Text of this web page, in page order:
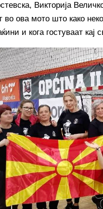
Викторија
во ова мото што како
и кога гостуваат кај